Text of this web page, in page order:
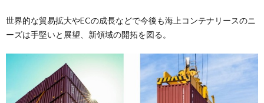
世界的な貿易拡大やECの成長などで今後も海上コンテナリースのニ
ーズは手堅いと展望、新領域の開拓を図る。